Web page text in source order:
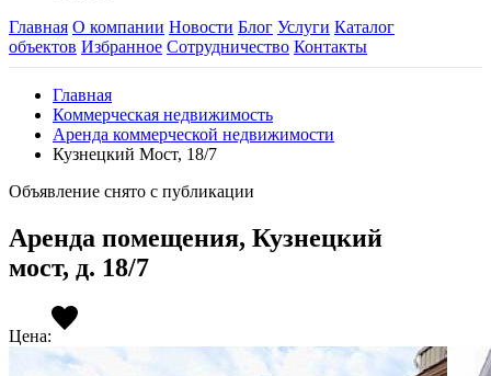
Главная О компании Новости Блог Услуги Каталог
объектов Избранное Сотрудничество Контакты
Главная
Коммерческая недвижимость
Аренда коммерческой недвижимости
Кузнецкий Мост, 18/7
Объявление снято с публикации
Аренда помещения, Кузнецкий
мост, д. 18/7
Цена: